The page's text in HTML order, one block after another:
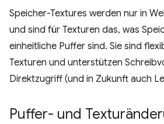
Speicher-Textures werden nur in
und sind für Texturen das, was
einheitliche Puffer sind. Sie sind
Texturen und unterstützen
Direktzugriff (und in Zukunft auch
Puffer- und